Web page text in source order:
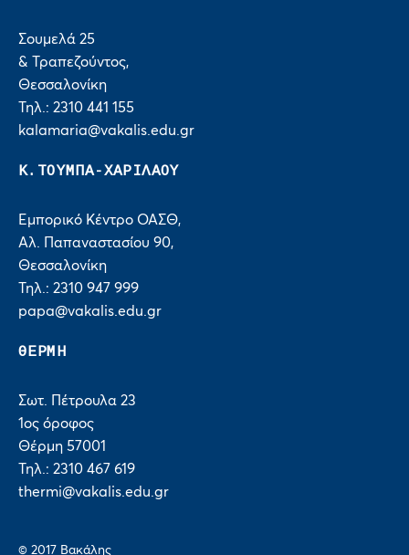
Σουμελά 25
& Τραπεζούντος,
Θεσσαλονίκη
Τηλ.: 2310 441 155
kalamaria@vakalis.edu.gr
Κ.ΤΟΥΜΠΑ-ΧΑΡΙΛΑΟΥ
Εμπορικό Κέντρο ΟΑΣΘ,
Αλ. Παπαναστασίου 90,
Θεσσαλονίκη
Τηλ.: 2310 947 999
papa@vakalis.edu.gr
ΘΕΡΜΗ
Σωτ. Πέτρουλα 23
1ος όροφος
Θέρμη 57001
Τηλ.: 2310 467 619
thermi@vakalis.edu.gr
© 2017 Bακάλης